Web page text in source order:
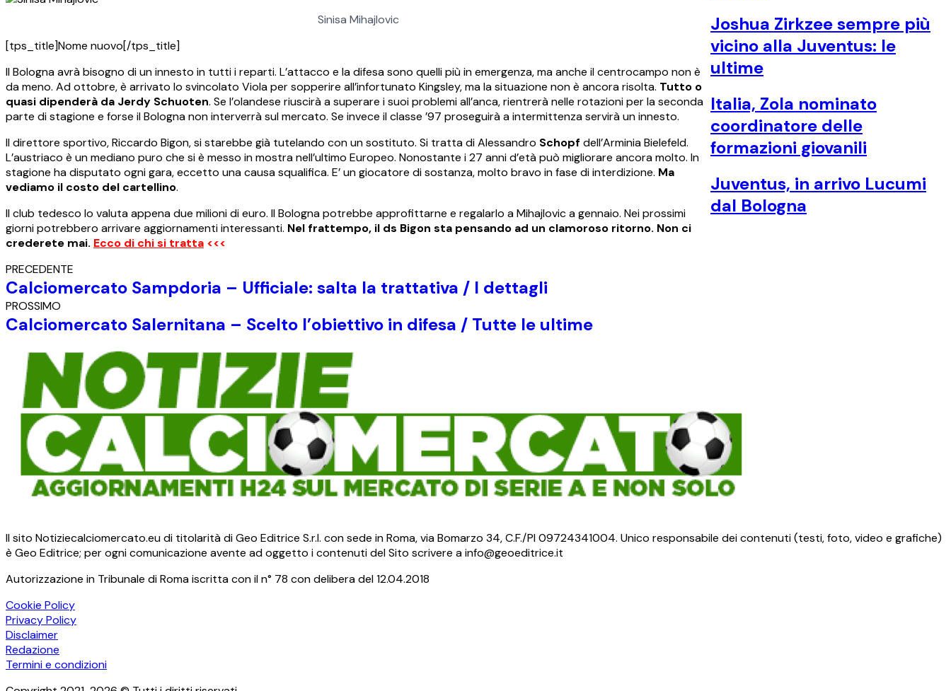
Sinisa Mihajlovic
[tps_title]Nome nuovo[/tps_title]
Il Bologna avrà bisogno di un innesto in tutti i reparti. L’attacco e la difesa sono quelli più in emergenza, ma anche il centrocampo non è
da meno. Ad ottobre, è arrivato lo svincolato Viola per sopperire all’infortunato Kingsley, ma la situazione non è ancora risolta. Tutto o
quasi dipenderà da Jerdy Schuoten. Se l’olandese riuscirà a superare i suoi problemi all’anca, rientrerà nelle rotazioni per la seconda
parte di stagione e forse il Bologna non interverrà sul mercato. Se invece il classe ’97 proseguirà a intermittenza servirà un innesto.
Il direttore sportivo, Riccardo Bigon, si starebbe già tutelando con un sostituto. Si tratta di Alessandro Schopf dell’Arminia Bielefeld.
L’austriaco è un mediano puro che si è messo in mostra nell’ultimo Europeo. Nonostante i 27 anni d’età può migliorare ancora molto. In
stagione ha disputato ogni gara, eccetto una causa squalifica. E’ un giocatore di sostanza, molto bravo in fase di interdizione. Ma
vediamo il costo del cartellino.
Il club tedesco lo valuta appena due milioni di euro. Il Bologna potrebbe approfittarne e regalarlo a Mihajlovic a gennaio. Nei prossimi
giorni potrebbero arrivare aggiornamenti interessanti. Nel frattempo, il ds Bigon sta pensando ad un clamoroso ritorno. Non ci
crederete mai. Ecco di chi si tratta <<<
PRECEDENTE
Calciomercato Sampdoria – Ufficiale: salta la trattativa / I dettagli
PROSSIMO
Calciomercato Salernitana – Scelto l’obiettivo in difesa / Tutte le ultime
Joshua Zirkzee sempre più
vicino alla Juventus: le
ultime
Italia, Zola nominato
coordinatore delle
formazioni giovanili
Juventus, in arrivo Lucumi
dal Bologna
Il sito Notiziecalciomercato.eu di titolarità di Geo Editrice S.r.l. con sede in Roma, via Bomarzo 34, C.F./PI 09724341004. Unico responsabile dei contenuti (testi, foto, video e grafiche)
è Geo Editrice; per ogni comunicazione avente ad oggetto i contenuti del Sito scrivere a info@geoeditrice.it
Autorizzazione in Tribunale di Roma iscritta con il n° 78 con delibera del 12.04.2018
Cookie Policy
Privacy Policy
Disclaimer
Redazione
Termini e condizioni